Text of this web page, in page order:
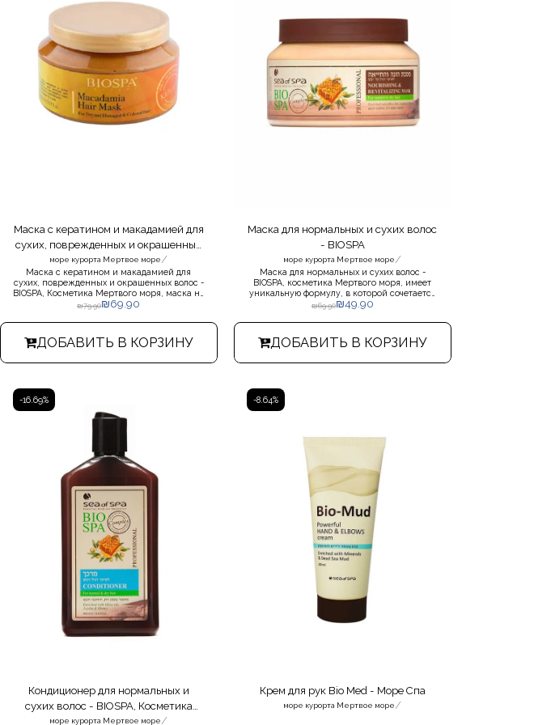
Маска с кератином и макадамией для
сухих, поврежденных и окрашенных
волос - BIOSPA
море курорта Мертвое море/
Маска с кератином и макадамией для
сухих, поврежденных и окрашенных волос -
BIOSPA, Косметика Мертвого моря, маска на
основе кератина и макадамии для сухих,
Благодаря богатому составу маска поможет
₪79.90₪69.90
ДОБАВИТЬ В КОРЗИНУ
Маска для нормальных и сухих волос
- BIOSPA
море курорта Мертвое море/
Маска для нормальных и сухих волос -
BIOSPA, косметика Мертвого моря, имеет
уникальную формулу, в которой сочетается
высококачественная маска, обогащенная
медом, которая способствует
поддержанию состояния волос.Нанесите,
чистые волосы, с помощью пальцев,
₪69.90₪49.90
ДОБАВИТЬ В КОРЗИНУ
-16.69%
Кондиционер для нормальных и
сухих волос - BIOSPA, Косметика
Мертвого моря
море курорта Мертвое море/
-8.64%
Крем для рук Bio Med - Море Спа
море курорта Мертвое море/